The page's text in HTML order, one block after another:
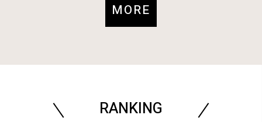
MORE
RANKING